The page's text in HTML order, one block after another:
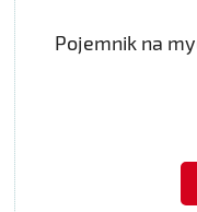
Pojemnik na